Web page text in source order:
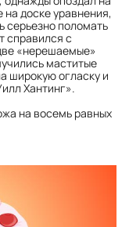
доске уравнения,
поломать
справился с
«нерешаемые»
маститые
широкую огласку и
Хантинг».
на восемь равных